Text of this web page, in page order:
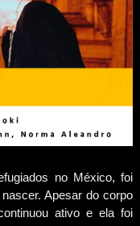
no México, foi
Apesar do corpo
ativo e ela foi